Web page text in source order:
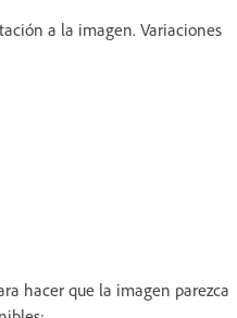
a la imagen. Variaciones
hacer que la imagen parezca